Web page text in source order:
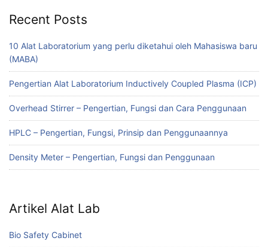
Recent Posts
10 Alat Laboratorium yang perlu diketahui oleh Mahasiswa baru
(MABA)
Pengertian Alat Laboratorium Inductively Coupled Plasma (ICP)
Overhead Stirrer – Pengertian, Fungsi dan Cara Penggunaan
HPLC – Pengertian, Fungsi, Prinsip dan Penggunaannya
Density Meter – Pengertian, Fungsi dan Penggunaan
Artikel Alat Lab
Bio Safety Cabinet